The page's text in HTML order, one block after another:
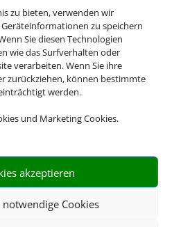
zu bieten, verwenden wir
zu speichern
Sie diesen Technologien
wie das Surfverhalten oder
verarbeiten. Wenn Sie ihre
zurückziehen, können bestimmte
werden.
und Marketing Cookies.
akzeptieren
Cookies